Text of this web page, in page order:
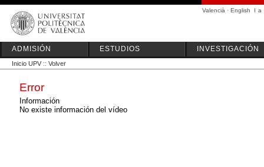
Valencià · English I a
ADMISIÓN ESTUDIOS INVESTIGACIÓN
Inicio UPV :: Volver
Error
Información
No existe información del vídeo